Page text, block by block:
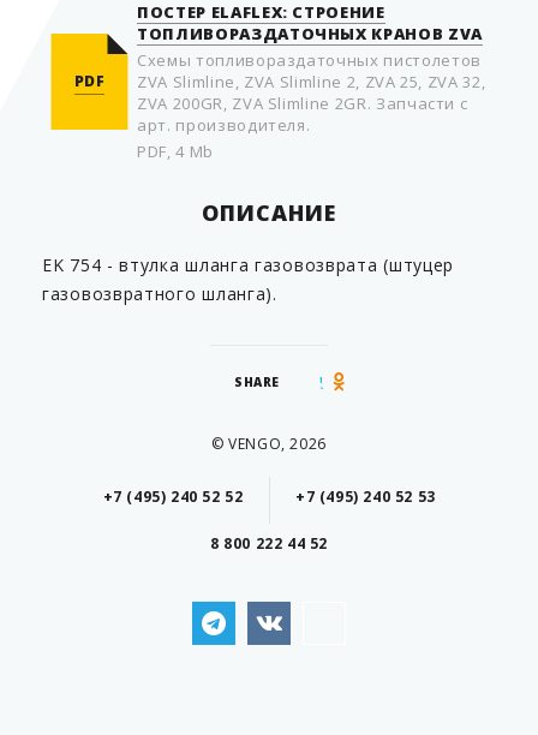
PDF
ПОСТЕР ELAFLEX: СТРОЕНИЕ
ТОПЛИВОРАЗДАТОЧНЫХ КРАНОВ ZVA
Схемы топливораздаточных пистолетов
ZVA Slimline, ZVA Slimline 2, ZVA 25, ZVA 32,
ZVA 200GR, ZVA Slimline 2GR. Запчасти с
арт. производителя.
PDF, 4 Mb
ОПИСАНИЕ
EK 754 - втулка шланга газовозврата (штуцер
газовозвратного шланга).
SHARE
© VENGO, 2026
+7 (495) 240 52 52 +7 (495) 240 52 53
8 800 222 44 52